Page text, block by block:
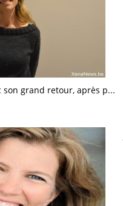
son grand retour, après p...